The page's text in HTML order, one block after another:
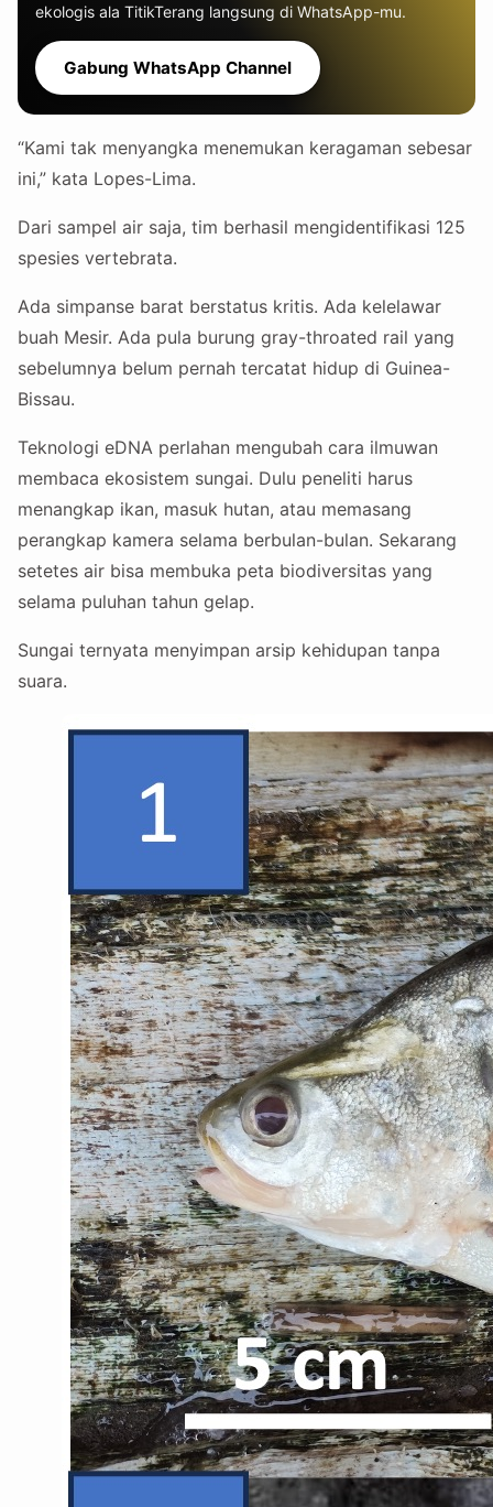
ekologis ala TitikTerang langsung di WhatsApp-mu.
Gabung WhatsApp Channel
“Kami tak menyangka menemukan keragaman sebesar
ini,” kata Lopes-Lima.
Dari sampel air saja, tim berhasil mengidentifikasi 125
spesies vertebrata.
Ada simpanse barat berstatus kritis. Ada kelelawar
buah Mesir. Ada pula burung gray-throated rail yang
sebelumnya belum pernah tercatat hidup di Guinea-
Bissau.
Teknologi eDNA perlahan mengubah cara ilmuwan
membaca ekosistem sungai. Dulu peneliti harus
menangkap ikan, masuk hutan, atau memasang
perangkap kamera selama berbulan-bulan. Sekarang
setetes air bisa membuka peta biodiversitas yang
selama puluhan tahun gelap.
Sungai ternyata menyimpan arsip kehidupan tanpa
suara.